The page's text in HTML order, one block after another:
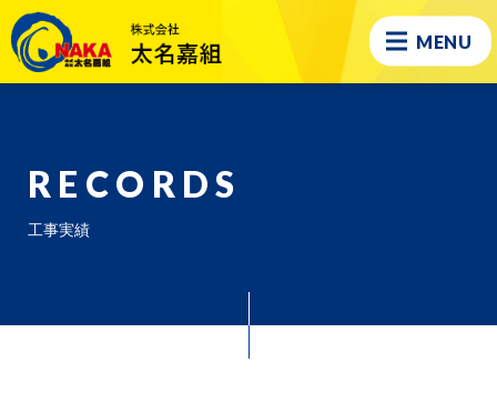
MENU
RECORDS
工事実績